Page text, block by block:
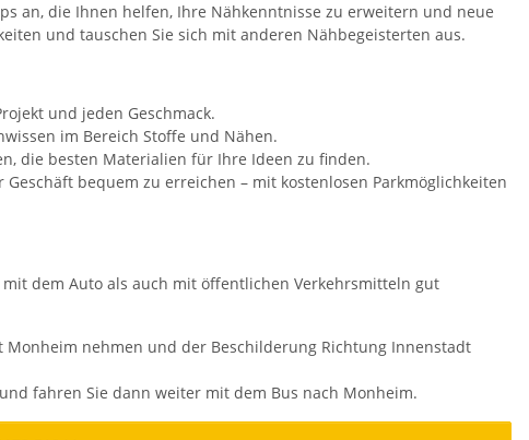
an, die Ihnen helfen, Ihre Nähkenntnisse zu erweitern und neue
und tauschen Sie sich mit anderen Nähbegeisterten aus.
und jeden Geschmack.
im Bereich Stoffe und Nähen.
die besten Materialien für Ihre Ideen zu finden.
bequem zu erreichen – mit kostenlosen Parkmöglichkeiten
dem Auto als auch mit öffentlichen Verkehrsmitteln gut
nehmen und der Beschilderung Richtung Innenstadt
fahren Sie dann weiter mit dem Bus nach Monheim.